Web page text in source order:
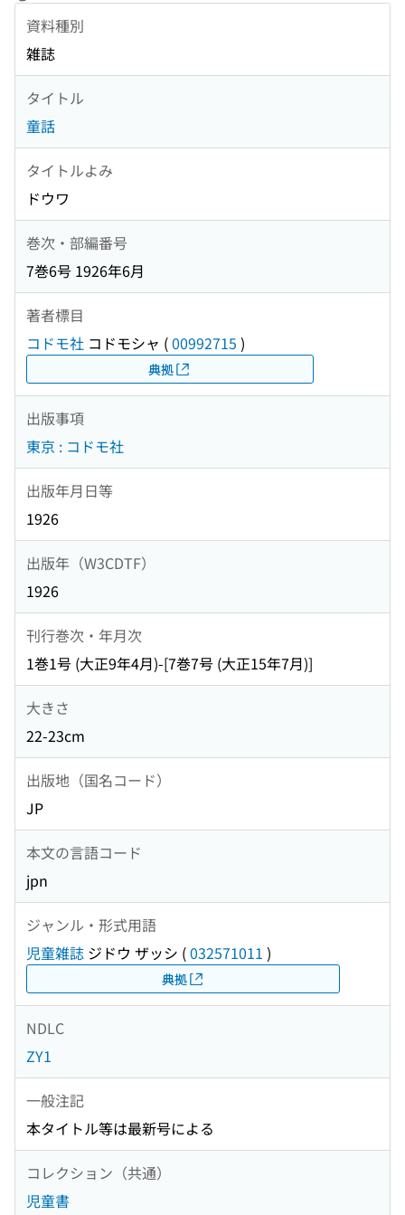
資料種別
雑誌
タイトル
童話
タイトルよみ
ドウワ
巻次・部編番号
7巻6号 1926年6月
著者標目
コドモ社 コドモシャ (00992715 )
典拠
出版事項
東京 : コドモ社
出版年月日等
1926
出版年（W3CDTF）
1926
刊行巻次・年月次
1巻1号 (大正9年4月)-[7巻7号 (大正15年7月)]
大きさ
22-23cm
出版地（国名コード）
JP
本文の言語コード
jpn
ジャンル・形式用語
児童雑誌 ジドウ ザッシ (032571011 )
典拠
NDLC
ZY1
一般注記
本タイトル等は最新号による
コレクション（共通）
児童書